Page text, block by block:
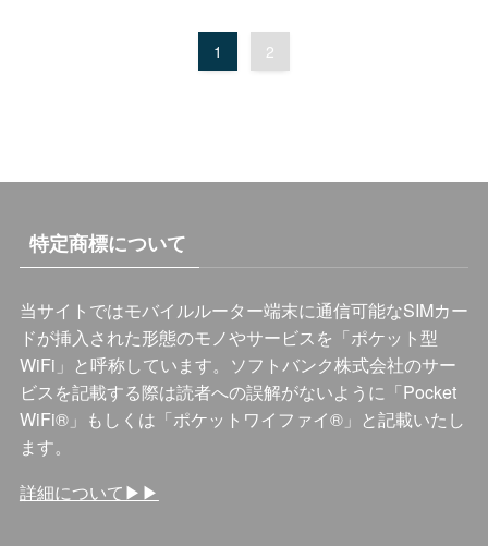
1 2
特定商標について
当サイトではモバイルルーター端末に通信可能なSIMカー
ドが挿入された形態のモノやサービスを「ポケット型
WiFi」と呼称しています。ソフトバンク株式会社のサー
ビスを記載する際は読者への誤解がないように「Pocket
WiFi®️」もしくは「ポケットワイファイ®️」と記載いたし
ます。
詳細について▶︎▶︎